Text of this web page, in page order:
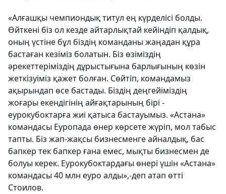
«Алғашқы чемпиондық титул ең күрделісі болды.
Өйткені біз ол кезде айтарлықтай кейіндіп қалдық,
оның үстіне бұл біздің команданы жаңадан құра
бастаған кезіміз болатын. Біз өзіміздің
әрекеттеріміздің дұрыстығына барлығының көзін
жеткізуіміз қажет болған. Сөйтіп, командамыз
ақырындап өсе бастады. Біздің деңгейіміздің
жоғары екендігінің айғақтарының бірі -
еурокубоктарға жиі қатыса бастауымыз. «Астана»
командасы Еуропада өнер көрсете жүріп, мол табыс
тапты. Біз жап-жақсы бизнесменге айналдық, бас
бапкер тек бапкер ғана емес, мықты бизнесмен де
болуы керек. Еурокубоктардағы өнері үшін «Астана»
командасы 40 млн еуро алды»,-деп атап өтті
Стоилов.